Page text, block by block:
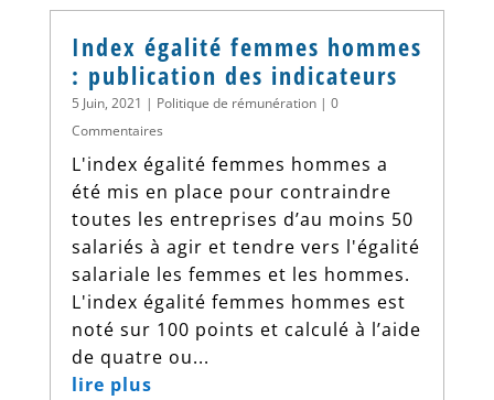
Index égalité femmes hommes
: publication des indicateurs
5 Juin, 2021 | Politique de rémunération| 0
Commentaires
L'index égalité femmes hommes a
été mis en place pour contraindre
toutes les entreprises d’au moins 50
salariés à agir et tendre vers l'égalité
salariale les femmes et les hommes.
L'index égalité femmes hommes est
noté sur 100 points et calculé à l’aide
de quatre ou...
lire plus